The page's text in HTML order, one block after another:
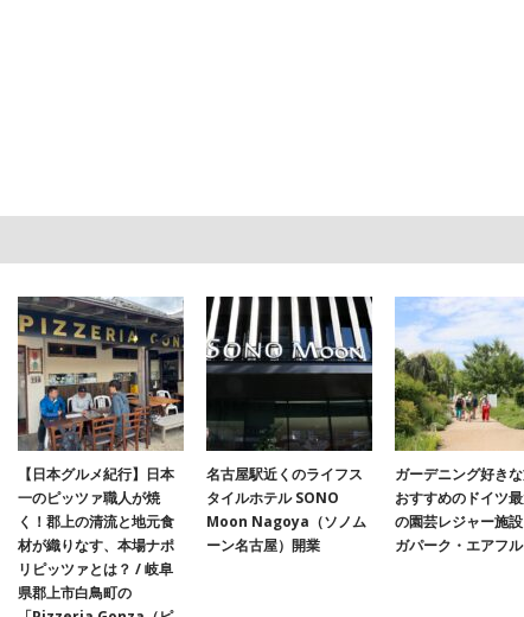
【日本グルメ紀行】日本
一のピッツァ職人が焼
く！郡上の清流と地元食
材が織りなす、本場ナポ
リピッツァとは？ / 岐阜
県郡上市白鳥町の
名古屋駅近くのライフス
タイルホテル SONO
Moon Nagoya（ソノム
ーン名古屋）開業
ガーデニング好き
おすすめのドイツ
の園芸レジャー施
ガパーク・エアフル